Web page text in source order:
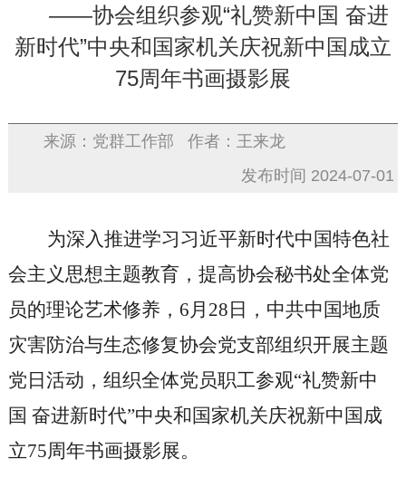
——协会组织参观“礼赞新中国 奋进
新时代”中央和国家机关庆祝新中国成立
75周年书画摄影展
来源：党群工作部
作者：王来龙
发布时间 2024-07-01
为深入推进学习习近平新时代中国特色社
会主义思想主题教育，提高协会秘书处全体党
员的理论艺术修养，6月28日，中共中国地质
灾害防治与生态修复协会党支部组织开展主题
党日活动，组织全体党员职工参观“礼赞新中
国 奋进新时代”中央和国家机关庆祝新中国成
立75周年书画摄影展。